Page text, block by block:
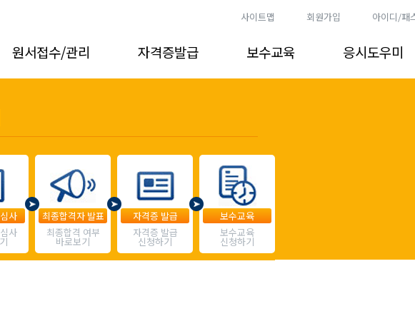
사이트맵 회원가입 아이디/패
원서접수/관리 자격증발급 보수교육 응시도우미
사
사
최종합격자 발표
최종합격 여부
바로보기
자격증 발급
자격증 발급
신청하기
보수교육
보수교육
신청하기